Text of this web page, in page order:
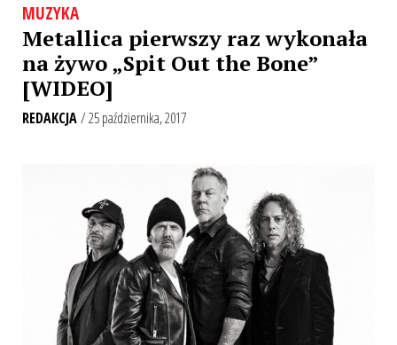
MUZYKA
Metallica pierwszy raz wykonała
na żywo „Spit Out the Bone”
[WIDEO]
REDAKCJA/ 25 października, 2017